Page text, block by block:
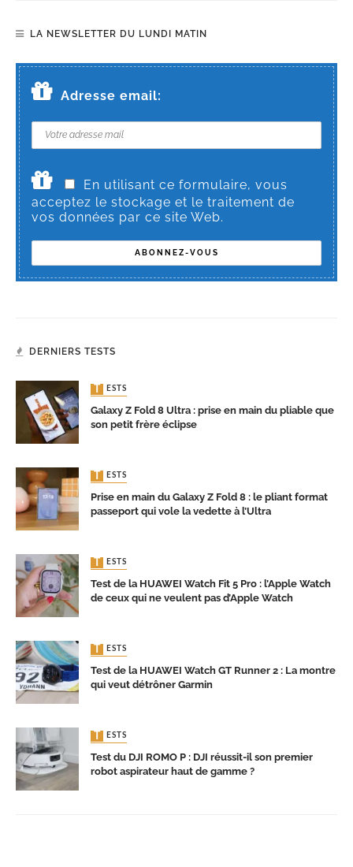
LA NEWSLETTER DU LUNDI MATIN
Adresse email:
En utilisant ce formulaire, vous
acceptez le stockage et le traitement de
vos données par ce site Web.
DERNIERS TESTS
TESTS
Galaxy Z Fold 8 Ultra : prise en main du pliable que
son petit frère éclipse
TESTS
Prise en main du Galaxy Z Fold 8 : le pliant format
passeport qui vole la vedette à l’Ultra
TESTS
Test de la HUAWEI Watch Fit 5 Pro : l’Apple Watch
de ceux qui ne veulent pas d’Apple Watch
TESTS
Test de la HUAWEI Watch GT Runner 2 : La montre
qui veut détrôner Garmin
TESTS
Test du DJI ROMO P : DJI réussit-il son premier
robot aspirateur haut de gamme ?